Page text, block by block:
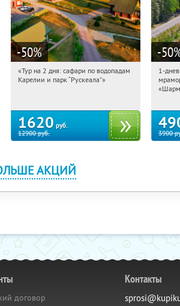
-50%
02:18:51 Купили:
«Тур на 2 дня: сафари по водопадам
Карелии и парк “Рускеала"»
1620 руб.
12900руб.
-50
1-
3900
АКЦИЙ
договор
Контакты